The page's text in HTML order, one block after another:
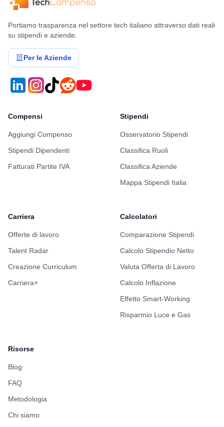
Portiamo trasparenza nel settore tech italiano attraverso dati reali
su stipendi e aziende.
Per le Aziende
Compensi
Aggiungi Compenso
Stipendi Dipendenti
Fatturati Partite IVA
Stipendi
Osservatorio Stipendi
Classifica Ruoli
Classifica Aziende
Mappa Stipendi Italia
Carriera
Offerte di lavoro
Talent Radar
Creazione Curriculum
Carriera+
Calcolatori
Comparazione Stipendi
Calcolo Stipendio Netto
Valuta Offerta di Lavoro
Calcolo Inflazione
Effetto Smart-Working
Risparmio Luce e Gas
Risorse
Blog
FAQ
Metodologia
Chi siamo